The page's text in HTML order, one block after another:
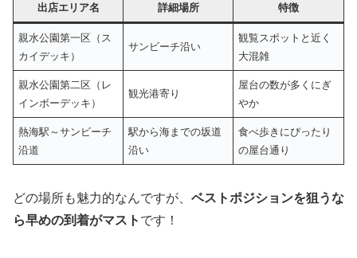
出店エリア名 詳細場所 特徴
親水公園第一区（ス
カイデッキ）
サンビーチ沿い
観覧スポットと近く
大混雑
親水公園第二区（レ
インボーデッキ）
観光港寄り
屋台の数が多くにぎ
やか
熱海駅～サンビーチ
沿道
駅から海までの坂道
沿い
食べ歩きにぴったり
の屋台通り
どの場所も魅力的なんですが、 ベストポジションを狙うな
ら早めの到着がマスト です！